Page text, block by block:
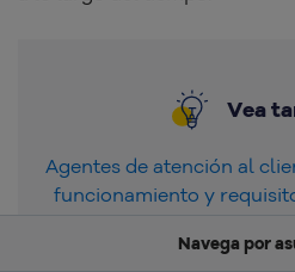
Vea
Agentes de atención al
funcionamiento y
Navega por